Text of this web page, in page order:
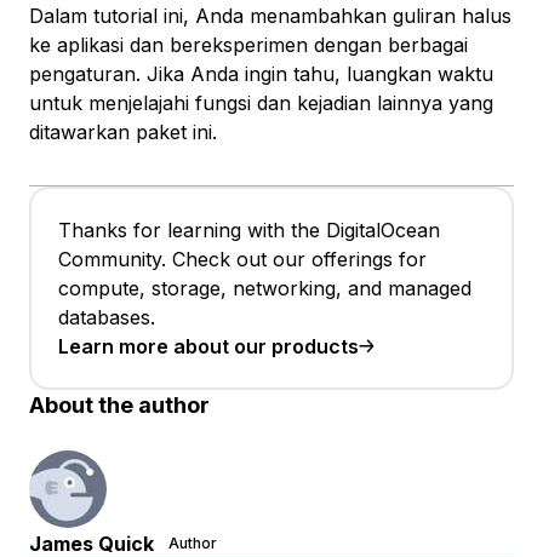
Dalam tutorial ini, Anda menambahkan guliran halus
ke aplikasi dan bereksperimen dengan berbagai
pengaturan. Jika Anda ingin tahu, luangkan waktu
untuk menjelajahi fungsi dan kejadian lainnya yang
ditawarkan paket ini.
Thanks for learning with the DigitalOcean
Community. Check out our offerings for
compute, storage, networking, and managed
databases.
Learn more about our products
About the author
James Quick Author